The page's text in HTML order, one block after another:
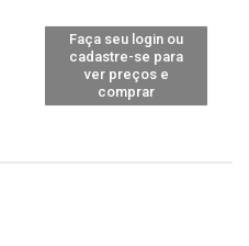
Faça seu login ou
cadastre-se para
ver preços e
comprar